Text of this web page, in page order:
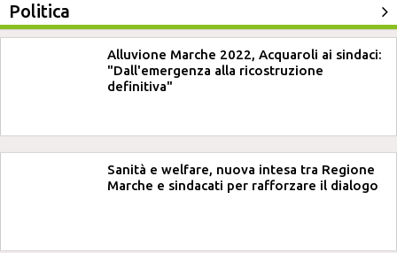
Politica
Alluvione Marche 2022, Acquaroli ai sindaci:
"Dall'emergenza alla ricostruzione
definitiva"
Sanità e welfare, nuova intesa tra Regione
Marche e sindacati per rafforzare il dialogo